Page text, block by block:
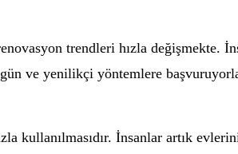
trendleri hızla değişmekte.
ve yenilikçi yöntemlere
İnsanlar artık